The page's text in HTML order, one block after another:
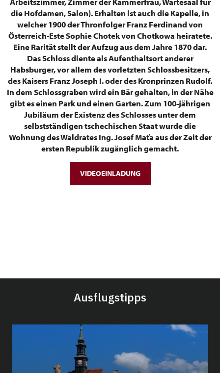
die Hofdamen, Salon). Erhalten ist auch die Kapelle, in
welcher 1900 der Thronfolger Franz Ferdinand von
Österreich-Este Sophie Chotek von Chotkowa heiratete.
Eine Rarität stellt der Aufzug aus dem Jahre 1870 dar.
Das Schloss diente als Aufenthaltsort anderer
Habsburger, vor allem des vorletzten Schlossbesitzers,
des Kaisers Franz Joseph I. oder des Kronprinzen Rudolf.
In dem Schlossgraben wird ein Bär gehalten, in der Nähe
gibt es einen Park und einen Garten. Zum 100-jährigen
Jubiläum der Existenz des Schlosses unter dem
selbstständigen tschechischen Staat wurde die
Wohnung des Waldrates Ing. Josef Maťa aus der Zeit der
ersten Republik zugänglich gemacht.
VIDEOEINLADUNG
Ausflugstipps